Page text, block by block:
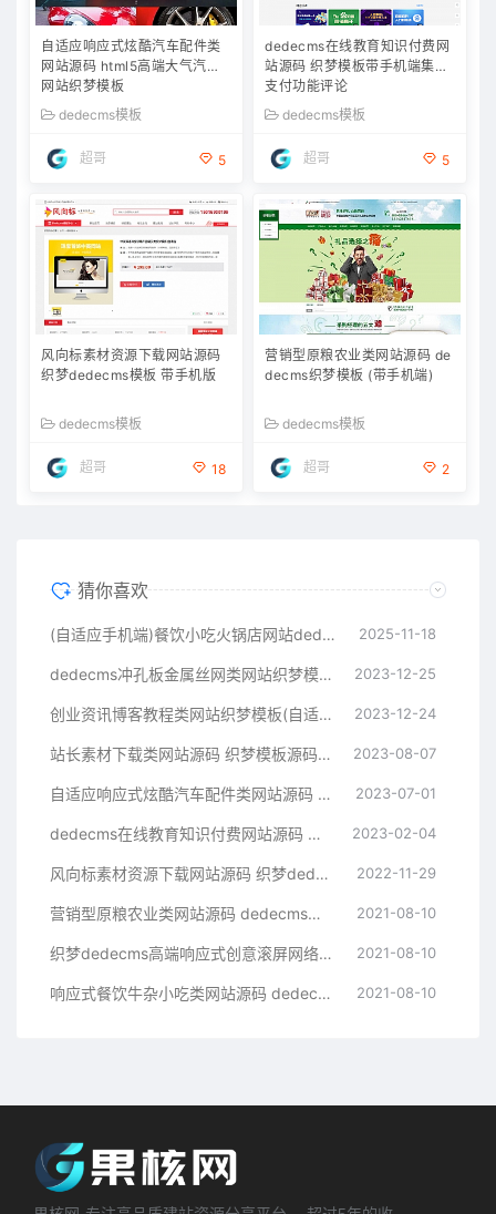
自适应响应式炫酷汽车配件类
网站源码 html5高端大气汽车
网站织梦模板
dedecms模板
超哥 5
dedecms在线教育知识付费网
站源码 织梦模板带手机端集成
支付功能评论
dedecms模板
超哥 5
风向标素材资源下载网站源码
织梦dedecms模板 带手机版
dedecms模板
超哥 18
营销型原粮农业类网站源码 de
decms织梦模板 (带手机端)
dedecms模板
超哥 2
猜你喜欢
(自适应手机端)餐饮小吃火锅店网站dedecms源码 2025-11-18
dedecms冲孔板金属丝网类网站织梦模板(带手机端) 2023-12-25
创业资讯博客教程类网站织梦模板(自适应手机端) 2023-12-24
站长素材下载类网站源码 织梦模板源码下载站 2023-08-07
自适应响应式炫酷汽车配件类网站源码 html5高端大气汽车网站织梦模板 2023-07-01
dedecms在线教育知识付费网站源码 织梦模板带手机端集成支付功能评论 2023-02-04
风向标素材资源下载网站源码 织梦dedecms模板 带手机版 2022-11-29
营销型原粮农业类网站源码 dedecms织梦模板 (带手机端) 2021-08-10
织梦dedecms高端响应式创意滚屏网络设计建站公司网站模板 自适应手机端【站长亲测】 2021-08-10
响应式餐饮牛杂小吃类网站源码 dedecms织梦模板 (带手机端) 2021-08-10